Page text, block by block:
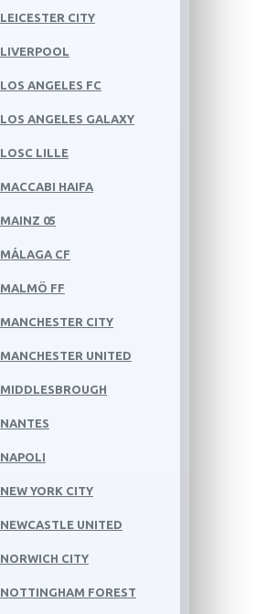
LEICESTER CITY
LIVERPOOL
LOS ANGELES FC
LOS ANGELES GALAXY
LOSC LILLE
MACCABI HAIFA
MAINZ 05
MÁLAGA CF
MALMÖ FF
MANCHESTER CITY
MANCHESTER UNITED
MIDDLESBROUGH
NANTES
NAPOLI
NEW YORK CITY
NEWCASTLE UNITED
NORWICH CITY
NOTTINGHAM FOREST